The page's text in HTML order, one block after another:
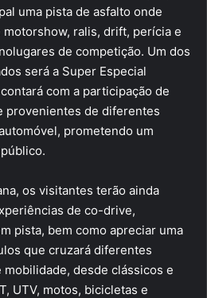
uma pista de asfalto onde
ralis, drift, perícia e
de competição. Um dos
será a Super Especial
com a participação de
provenientes de diferentes
prometendo um
os visitantes terão ainda
de co-drive,
pista, bem como apreciar uma
que cruzará diferentes
desde clássicos e
UTV, motos, bicicletas e